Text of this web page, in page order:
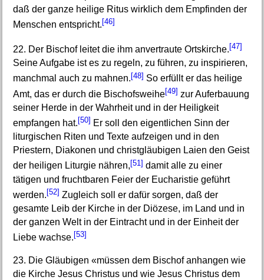
daß der ganze heilige Ritus wirklich dem Empfinden der
Menschen entspricht.[46]
22. Der Bischof leitet die ihm anvertraute Ortskirche. [47]
Seine Aufgabe ist es zu regeln, zu führen, zu inspirieren,
manchmal auch zu mahnen.[48] So erfüllt er das heilige
Amt, das er durch die Bischofsweihe[49] zur Auferbauung
seiner Herde in der Wahrheit und in der Heiligkeit
empfangen hat. [50] Er soll den eigentlichen Sinn der
liturgischen Riten und Texte aufzeigen und in den
Priestern, Diakonen und christgläubigen Laien den Geist
der heiligen Liturgie nähren,[51] damit alle zu einer
tätigen und fruchtbaren Feier der Eucharistie geführt
werden.[52] Zugleich soll er dafür sorgen, daß der
gesamte Leib der Kirche in der Diözese, im Land und in
der ganzen Welt in der Eintracht und in der Einheit der
Liebe wachse. [53]
23. Die Gläubigen «müssen dem Bischof anhangen wie
die Kirche Jesus Christus und wie Jesus Christus dem